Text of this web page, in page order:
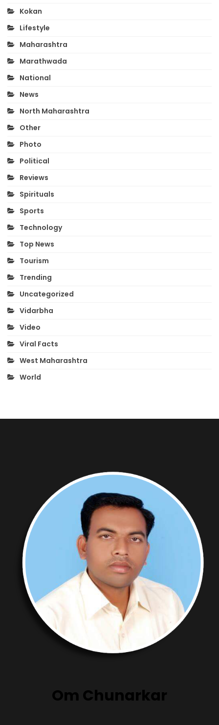
Kokan
Lifestyle
Maharashtra
Marathwada
National
News
North Maharashtra
Other
Photo
Political
Reviews
Spirituals
Sports
Technology
Top News
Tourism
Trending
Uncategorized
Vidarbha
Video
Viral Facts
West Maharashtra
World
Om Chunarkar